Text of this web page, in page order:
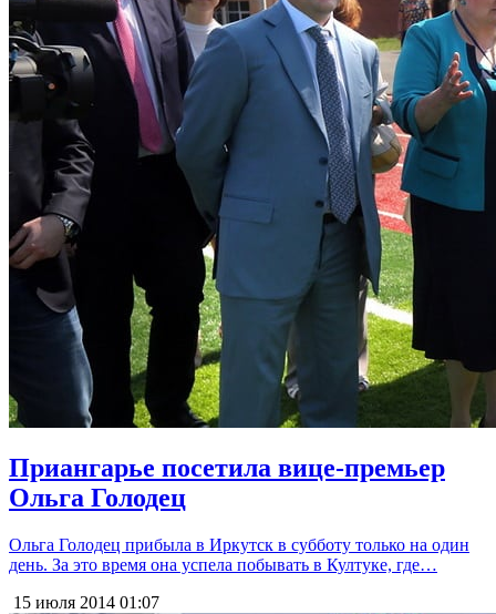
Приангарье посетила вице-премьер
Ольга Голодец
Ольга Голодец прибыла в Иркутск в субботу только на один
день. За это время она успела побывать в Култуке, где…
15 июля 2014 01:07